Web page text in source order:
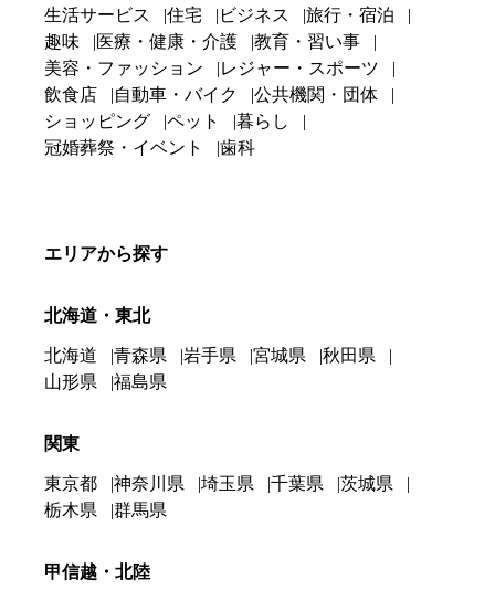
生活サービス 住宅 ビジネス
旅行・宿泊
趣味
医療・健康・介護
教育・習い事
美容・ファッション
レジャー・スポーツ
飲食店
自動車・バイク
公共機関・団体
ショッピング
ペット
暮らし
冠婚葬祭・イベント
歯科
エリアから探す
北海道・東北
北海道 青森県 岩手県 宮城県
秋田県
山形県
福島県
関東
東京都 神奈川県 埼玉県 千葉県
茨城県
栃木県
群馬県
甲信越・北陸